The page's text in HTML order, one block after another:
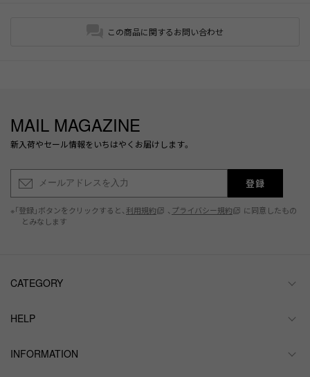
この商品に関するお問い合わせ
MAIL MAGAZINE
新入荷やセール情報をいちはやくお届けします。
登録
※「登録」ボタンをクリックすると、 利用規約 、 プライバシー規約
に同意したもの
とみなします
CATEGORY
HELP
INFORMATION